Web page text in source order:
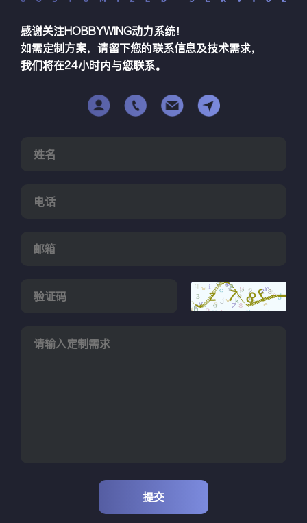
感谢关注HOBBYWING动力系统！
如需定制方案，请留下您的联系信息及技术需求，
我们将在24小时内与您联系。